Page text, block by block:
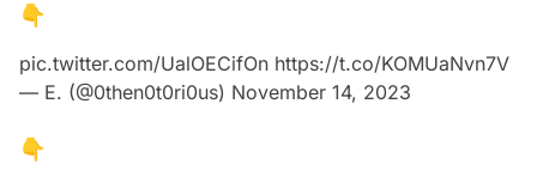
👇
pic.twitter.com/UalOECifOn https://t.co/KOMUaNvn7V
— E. (@0then0t0ri0us) November 14, 2023
👇